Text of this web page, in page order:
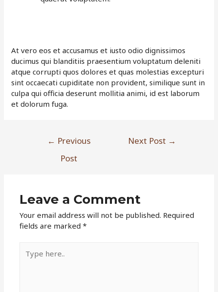
At vero eos et accusamus et iusto odio dignissimos
ducimus qui blanditiis praesentium voluptatum deleniti
atque corrupti quos dolores et quas molestias excepturi
sint occaecati cupiditate non provident, similique sunt in
culpa qui officia deserunt mollitia animi, id est laborum
et dolorum fuga.
navigation
← Previous
Post
Next Post →
Leave a Comment
Your email address will not be published. Required
fields are marked*
here..